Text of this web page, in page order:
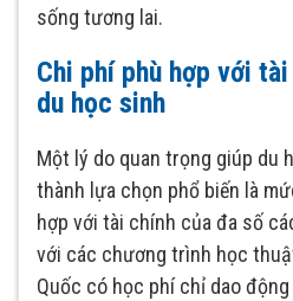
sống tương lai.
Chi phí phù hợp với
du học sinh
Một lý do quan trọng giúp du
thành lựa chọn phổ biến là
hợp với tài chính của đa số
với các chương trình học
Quốc có học phí chỉ dao